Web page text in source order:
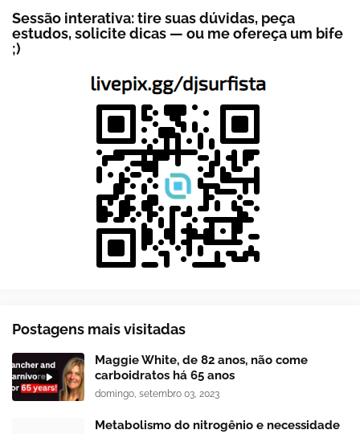
Sessão interativa: tire suas dúvidas, peça
estudos, solicite dicas — ou me ofereça um bife
;)
Postagens mais visitadas
Maggie White, de 82 anos, não come
carboidratos há 65 anos
domingo, setembro 03, 2023
Metabolismo do nitrogênio e necessidade